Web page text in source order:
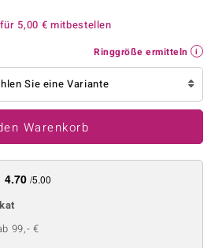
5,00 € mitbestellen
Ringgröße ermitteln
Sie eine Variante
Warenkorb
4.70 /5.00
99,- €